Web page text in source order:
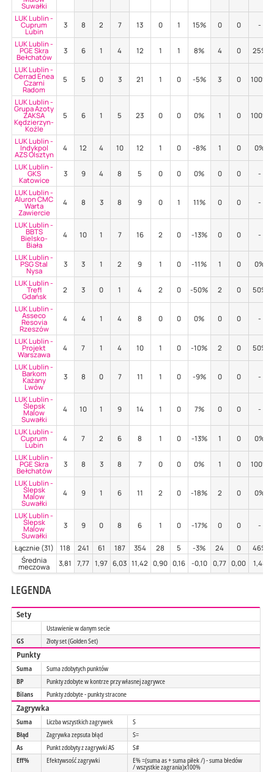
Suwałki
LUK Lublin -
Cuprum
Lubin
3 8 2 7 13 0 1 15% 0 0 -
LUK Lublin -
PGE Skra
Bełchatów
3 6 1 4 12 1 1 8% 4 0 25%
LUK Lublin -
Cerrad Enea
Czarni
Radom
5 5 0 3 21 1 0 -5% 3 0 100%
LUK Lublin -
Grupa Azoty
ZAKSA
Kędzierzyn-
Koźle
5 6 1 5 23 0 0 0% 1 0 100%
LUK Lublin -
Indykpol
AZS Olsztyn
4 12 4 10 12 1 0 -8% 1 0 0%
LUK Lublin -
GKS
Katowice
3 9 4 8 5 0 0 0% 0 0 -
LUK Lublin -
Aluron CMC
Warta
Zawiercie
4 8 3 8 9 0 1 11% 0 0 -
LUK Lublin -
BBTS
Bielsko-
Biała
4 10 1 7 16 2 0 -13% 0 0 -
LUK Lublin -
PSG Stal
Nysa
3 3 1 2 9 1 0 -11% 1 0 0%
LUK Lublin -
Trefl
Gdańsk
2 3 0 1 4 2 0 -50% 2 0 50%
LUK Lublin -
Asseco
Resovia
Rzeszów
4 4 1 4 8 0 0 0% 0 0 -
LUK Lublin -
Projekt
Warszawa
4 7 1 4 10 1 0 -10% 2 0 50%
LUK Lublin -
Barkom
Każany
Lwów
3 8 0 7 11 1 0 -9% 0 0 -
LUK Lublin -
Ślepsk
Malow
Suwałki
4 10 1 9 14 1 0 7% 0 0 -
LUK Lublin -
Cuprum
Lubin
4 7 2 6 8 1 0 -13% 1 0 0%
LUK Lublin -
PGE Skra
Bełchatów
3 8 3 8 7 0 0 0% 1 0 100%
LUK Lublin -
Ślepsk
Malow
Suwałki
4 9 1 6 11 2 0 -18% 2 0 0%
LUK Lublin -
Ślepsk
Malow
Suwałki
3 9 0 8 6 1 0 -17% 0 0 -
Łącznie (31) 118 241 61 187 354 28 5 -3% 24 0
46%
Średnia
meczowa 3,81 7,77 1,97 6,03 11,42 0,90 0,16 -0,10 0,77 0,00 1,48
LEGENDA
Sety
Ustawienie w danym secie
GS
Złoty set (Golden Set)
Punkty
Suma
Suma zdobytych punktów
BP
Punkty zdobyte w kontrze przy własnej zagrywce
Bilans
Punkty zdobyte - punkty stracone
Zagrywka
Suma Liczba wszystkich zagrywek
S
Błąd
Zagrywka zepsuta błąd
S=
As
Punkt zdobyty z zagrywki AS
S#
Eff%
Efektywsość zagrywki E% =(suma as + suma piłek /) - suma błedów
/ wszystkie zagrania)x100%